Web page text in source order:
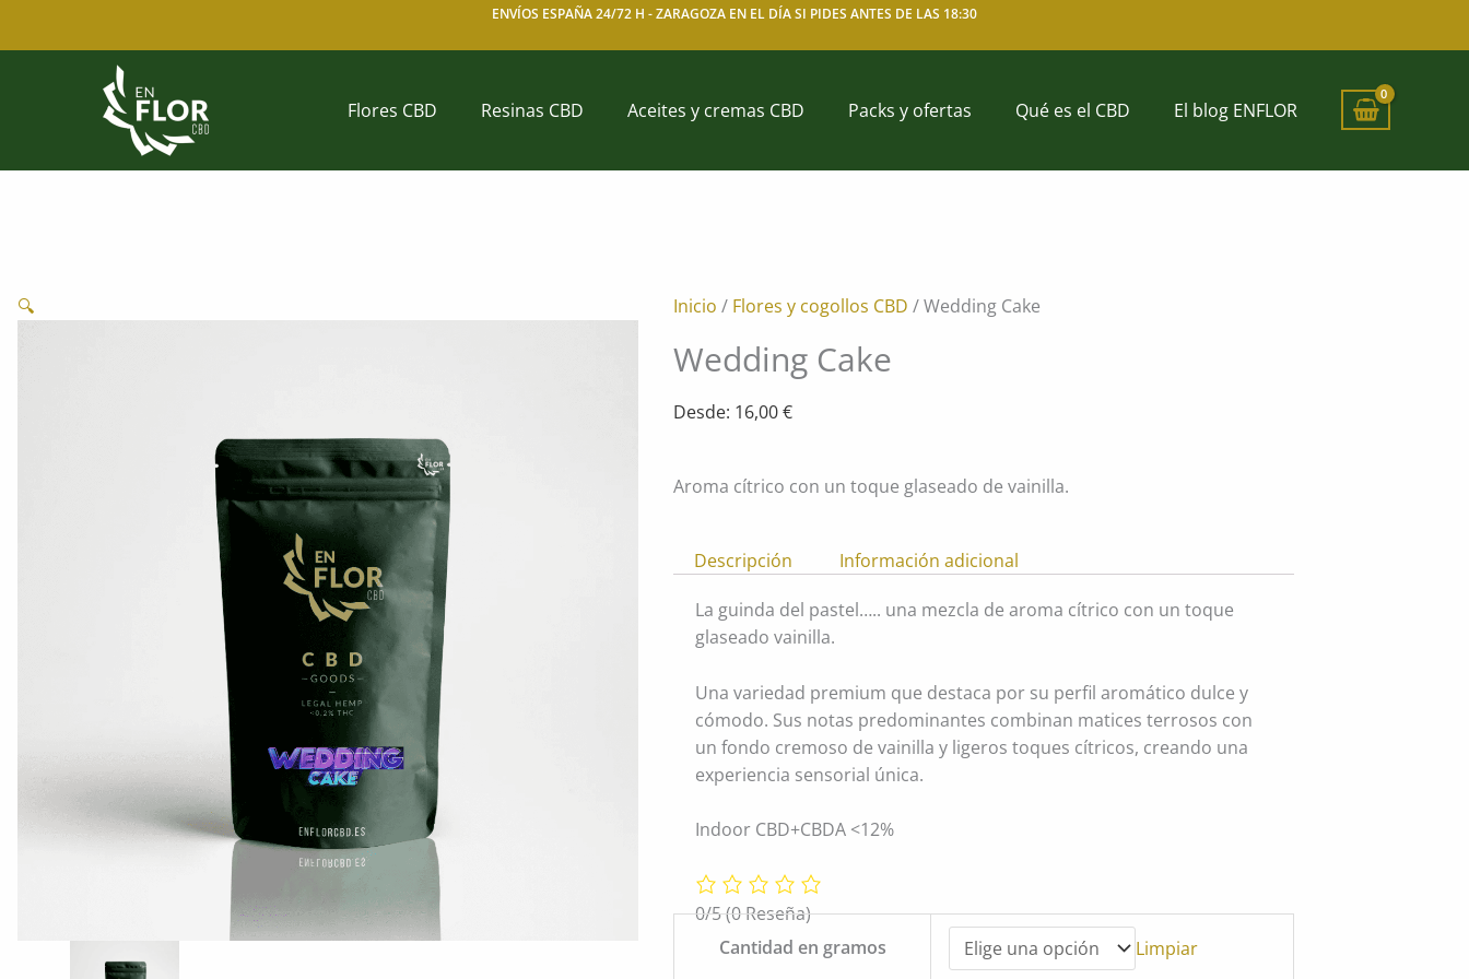
ENVÍOS ESPAÑA 24/72 H -ZARAGOZA EN EL DÍA SI PIDES ANTES DE LAS 18:30
Flores CBD Resinas CBD Aceites y cremas CBD Packs y ofertas Qué es el CBD El blog ENFLOR
🔍 Inicio / Flores y cogollos CBD / Wedding Cake
Wedding Cake
Desde: 16,00€
Aroma cítrico con un toque glaseado de vainilla.
Descripción Información adicional
La guinda del pastel….. una mezcla de aroma cítrico con un toque
glaseado vainilla.
Una variedad premium que destaca por su perfil aromático dulce y
cómodo. Sus notas predominantes combinan matices terrosos con
un fondo cremoso de vainilla y ligeros toques cítricos, creando una
experiencia sensorial única.
Indoor CBD+CBDA <12%
0/5(0 Reseña)
Cantidad en gramos
Limpiar
Wedding